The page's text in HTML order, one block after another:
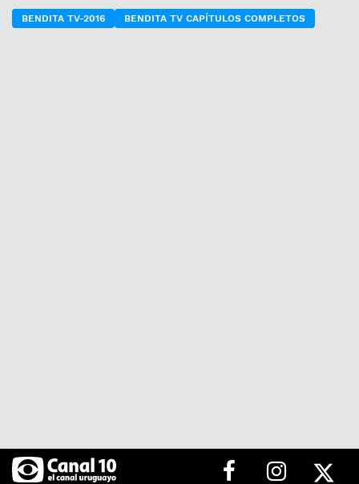
BENDITA TV-2016 BENDITA TV CAPÍTULOS COMPLETOS